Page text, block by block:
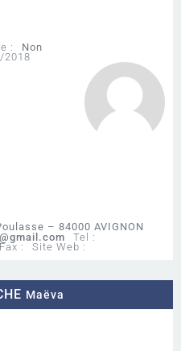
:
Non
2018
– 84000 AVIGNON
Tel :
Fax : Site Web :
Maëva